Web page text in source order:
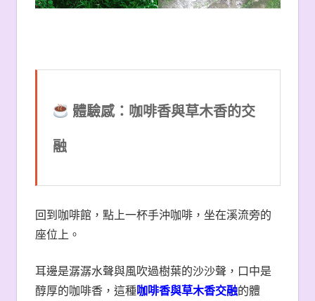
體驗感：咖啡香與草木香的交
融
回到咖啡館，點上一杯手沖咖啡，坐在溪流旁的
座位上。
耳邊是潺潺水聲與風吹過樹葉的沙沙聲，口中是
醇厚的咖啡香，這種咖啡香與草木香交融的體